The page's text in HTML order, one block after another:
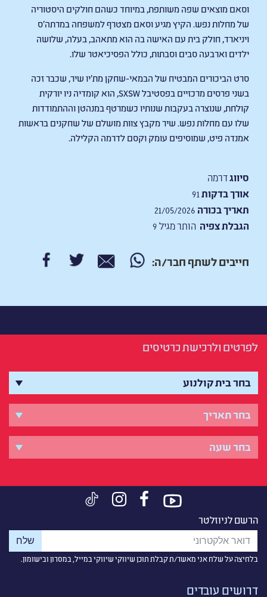
וסאם מוצאים שפה משותפת, במיוחד כשהם חולקים היסטוריה
של מחלות נפש. הקיץ מגיע וסאם מצטרף למשפחה במרתה'ס
ויניארד, חולק בית עם האישה בה הוא מתאהב, בעלה, שלושה
ילדים וארבעה סבים וסבתות, כולל הפסיכיאטר שלו.
סרט הביכורים המבטיח של הבמאי-שחקן מת'יו שיר, שכבר זכה
בשני פרסים מרכזיים בפסטיבל SXSW, הוא קומדיה ניו יורקית
קולחת, שנוצרה בעקבות שנותיו כשמרטף במנהטן וההתמודדות
שלו עם מחלות נפש. שיר מקבץ צוות מושלם של שחקנים בראשות
אמנדה פיט, שמוסיפים עומק וקסם לדרמה הקלילה.
סיווגדרמה
אורך בדקות
תאריך בכורה
הגבלת צפיה הותר מגיל 9
חייבים לשתף חבר/ה:
לפרטים ולרכישת כרטיסים
הרשם לניוזלטר
בלחיצה על שלח אני מאשר/ת קבלת תוכן שיווקי שיווקי במייל, במסרון ובישומון.
דרושים עובדים